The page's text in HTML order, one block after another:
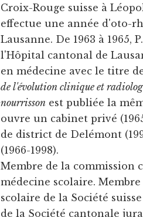
Croix-Rouge suisse à
effectue une année d'oto-
Lausanne. De 1963 à 1965,
l'Hôpital cantonal de
en médecine avec le titre
de l'évolution clinique et
nourrisson est publiée la
ouvre un cabinet privé
de district de Delémont
(1966-1998).
Membre de la commission
médecine scolaire.
scolaire de la Société
de la Société cantonale